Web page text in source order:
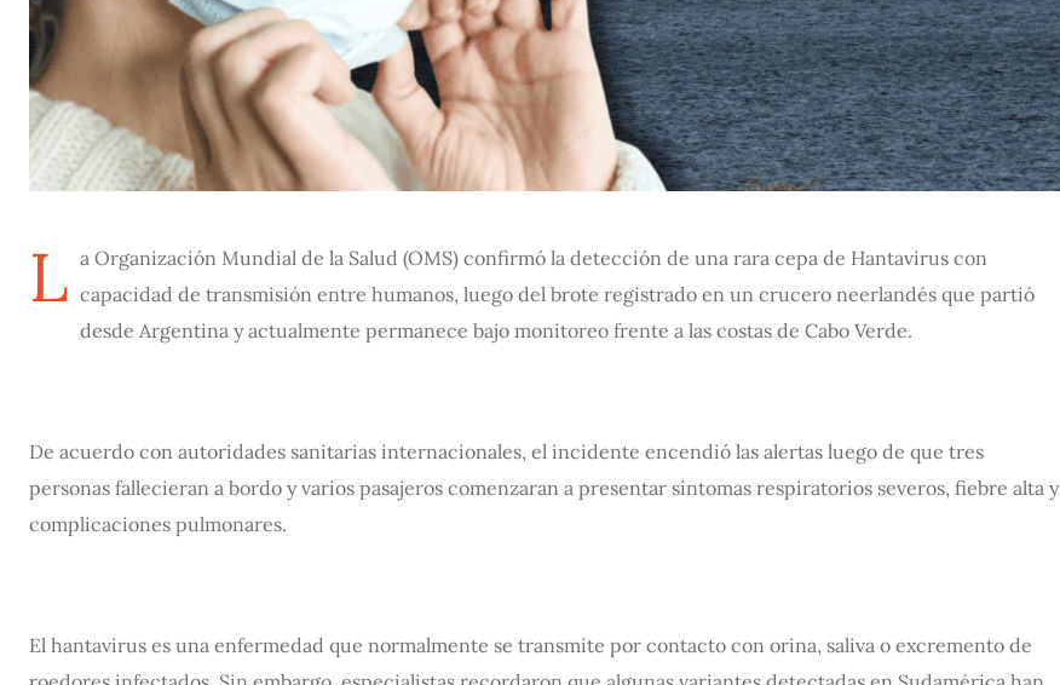
L a Organización Mundial de la Salud (OMS) confirmó la detección de una rara cepa de Hantavirus con
capacidad de transmisión entre humanos, luego del brote registrado en un crucero neerlandés que partió
desde Argentina y actualmente permanece bajo monitoreo frente a las costas de Cabo Verde.
De acuerdo con autoridades sanitarias internacionales, el incidente encendió las alertas luego de que tres
personas fallecieran a bordo y varios pasajeros comenzaran a presentar síntomas respiratorios severos, fiebre alta y
complicaciones pulmonares.
El hantavirus es una enfermedad que normalmente se transmite por contacto con orina, saliva o excremento de